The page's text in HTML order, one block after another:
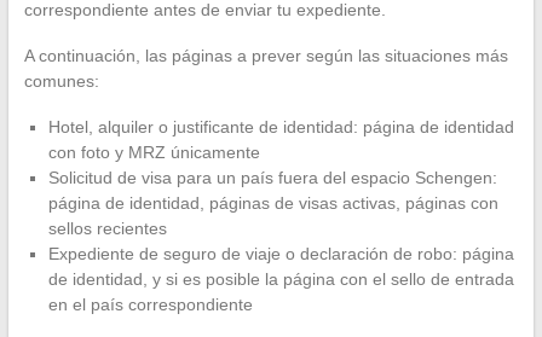
correspondiente antes de enviar tu expediente.
A continuación, las páginas a prever según las situaciones más
comunes:
Hotel, alquiler o justificante de identidad: página de identidad
con foto y MRZ únicamente
Solicitud de visa para un país fuera del espacio Schengen:
página de identidad, páginas de visas activas, páginas con
sellos recientes
Expediente de seguro de viaje o declaración de robo: página
de identidad, y si es posible la página con el sello de entrada
en el país correspondiente